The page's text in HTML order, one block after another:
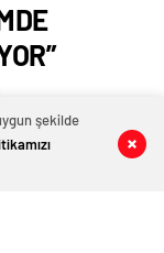
SÖZ
şekilde